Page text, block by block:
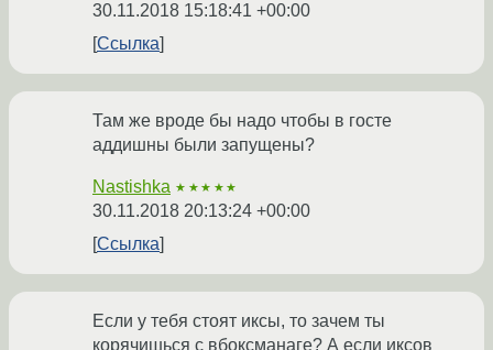
30.11.2018 15:18:41 +00:00
Ссылка
Там же вроде бы надо чтобы в госте
аддишны были запущены?
Nastishka ★★★★★
30.11.2018 20:13:24 +00:00
Ссылка
Если у тебя стоят иксы, то зачем ты
корячишься с вбоксманаге? А если иксов